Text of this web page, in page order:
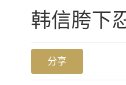
韩信胯下
分享